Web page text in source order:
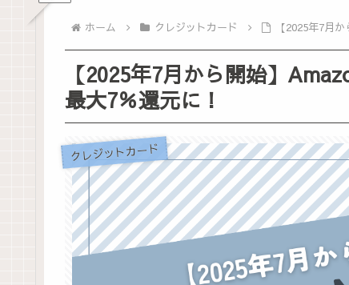
ホーム クレジットカード 【2025年7月
【2025年7月から開始】
最大7％還元に！
クレジットカード